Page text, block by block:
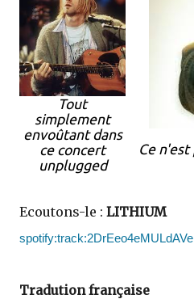
Ce
Tout
simplement
envoûtant dans
ce concert
unplugged
Ecoutons-le : LITHIUM
Tradution française